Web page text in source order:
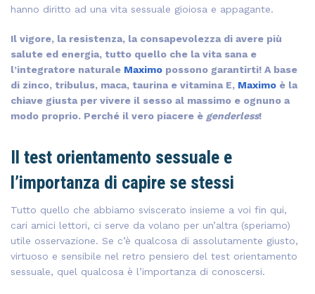
hanno diritto ad una vita sessuale gioiosa e appagante.
Il vigore, la resistenza, la consapevolezza di avere più
salute ed energia, tutto quello che la vita sana e
l’integratore naturale Maximo possono garantirti! A base
di zinco, tribulus, maca, taurina e vitamina E, Maximo è la
chiave giusta per vivere il sesso al massimo e ognuno a
modo proprio. Perché il vero piacere è genderless!
Il test orientamento sessuale e
l’importanza di capire se stessi
Tutto quello che abbiamo sviscerato insieme a voi fin qui,
cari amici lettori, ci serve da volano per un’altra (speriamo)
utile osservazione. Se c’è qualcosa di assolutamente giusto,
virtuoso e sensibile nel retro pensiero del test orientamento
sessuale, quel qualcosa è l’importanza di conoscersi.